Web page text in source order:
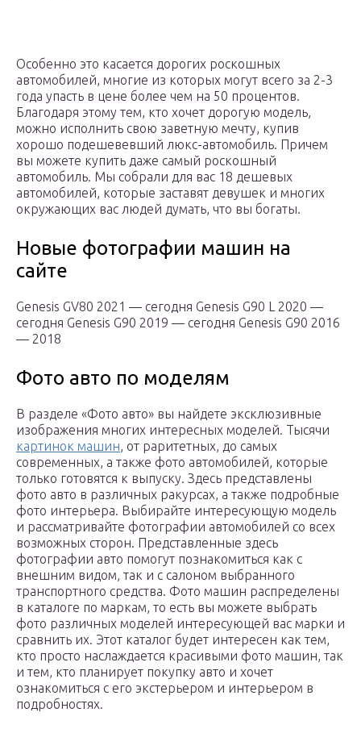
Особенно это касается дорогих роскошных
автомобилей, многие из которых могут всего за 2-3
года упасть в цене более чем на 50 процентов.
Благодаря этому тем, кто хочет дорогую модель,
можно исполнить свою заветную мечту, купив
хорошо подешевевший люкс-автомобиль. Причем
вы можете купить даже самый роскошный
автомобиль. Мы собрали для вас 18 дешевых
автомобилей, которые заставят девушек и многих
окружающих вас людей думать, что вы богаты.
Новые фотографии машин на
сайте
Genesis GV80 2021 — сегодня Genesis G90 L 2020 —
сегодня Genesis G90 2019 — сегодня Genesis G90 2016
— 2018
Фото авто по моделям
В разделе «Фото авто» вы найдете эксклюзивные
изображения многих интересных моделей. Тысячи
картинок машин, от раритетных, до самых
современных, а также фото автомобилей, которые
только готовятся к выпуску. Здесь представлены
фото авто в различных ракурсах, а также подробные
фото интерьера. Выбирайте интересующую модель
и рассматривайте фотографии автомобилей со всех
возможных сторон. Представленные здесь
фотографии авто помогут познакомиться как с
внешним видом, так и с салоном выбранного
транспортного средства. Фото машин распределены
в каталоге по маркам, то есть вы можете выбрать
фото различных моделей интересующей вас марки и
сравнить их. Этот каталог будет интересен как тем,
кто просто наслаждается красивыми фото машин, так
и тем, кто планирует покупку авто и хочет
ознакомиться с его экстерьером и интерьером в
подробностях.